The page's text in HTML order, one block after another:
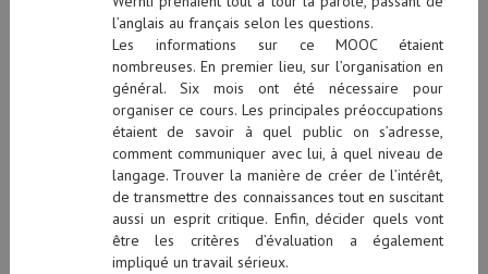
l’anglais au français selon les questions.
Les informations sur ce MOOC étaient
nombreuses. En premier lieu, sur l’organisation en
général. Six mois ont été nécessaire pour
organiser ce cours. Les principales préoccupations
étaient de savoir à quel public on s’adresse,
comment communiquer avec lui, à quel niveau de
langage. Trouver la manière de créer de l’intérêt,
de transmettre des connaissances tout en suscitant
aussi un esprit critique. Enfin, décider quels vont
être les critères d’évaluation a également
impliqué un travail sérieux.